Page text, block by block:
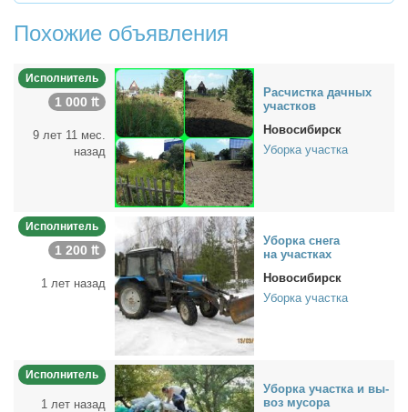
Похожие объявления
Исполнитель
1 000 ₶
9 лет 11 мес.
назад
Рас­чист­ка дач­ных
участ­ков
Новосибирск
Уборка участка
Исполнитель
1 200 ₶
1 лет назад
Убор­ка сне­га
на участ­ках
Новосибирск
Уборка участка
Исполнитель
1 лет назад
Убор­ка участ­ка и вы­
воз му­со­ра